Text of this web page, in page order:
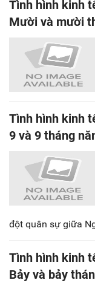
Tình hình kinh
Mười và mười
Tình hình kinh
9 và 9 tháng
đột quân sự giữa
Tình hình kinh
Bảy và bảy